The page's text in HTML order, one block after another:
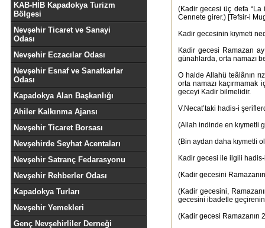
KAB-HİB Kapadokya Turizm
Bölgesi
Nevşehir Ticaret ve Sanayi
Odası
Nevşehir Eczacılar Odası
Nevşehir Esnaf ve Sanatkarlar
Odası
Kapadokya Alan Başkanlığı
Ahiler Kalkınma Ajansı
Nevşehir Ticaret Borsası
Nevşehirde Seyhat Acentaları
Nevşehir Satranç Fedarasyonu
Nevşehir Rehberler Odası
Kapadokya Turları
Nevşehir Yemekleri
Genç Nevşehirliler Derneği
(Kadir gecesi üç defa “La
Cennete girer.) [Tefsir-i
Kadir gecesinin kıymeti
Kadir gecesi Ramazan
günahlarda, orta namazı
O halde Allahü teâlânın
orta namazı kaçırmamak
geceyi Kadir bilmelidir.
V.Necat’taki hadis-i
(Allah indinde en kıymetli
(Bin aydan daha kıymetli
Kadir gecesi ile ilgili
(Kadir gecesini
(Kadir gecesini,
gecesini ibadetle
(Kadir gecesi Ramazanın